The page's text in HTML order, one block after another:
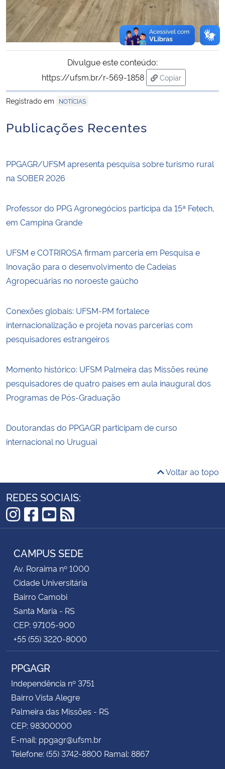
Divulgue este conteúdo:
https://ufsm.br/r-569-1858
Copiar
para área de
Registrado em
NOTÍCIAS
Publicações Recentes
PPGAGR/UFSM apresenta pesquisa sobre turismo rural
na SOBER 2026
Professor do PPG Agronegócios participa da 15ª Fetech,
em Campina Grande
UFSM e COTRIROSA firmam parceria em Pesquisa e
Inovação para o desenvolvimento de Cadeias
Agropecuárias no noroeste gaúcho
Conexões globais: UFSM-PM fortalece
internacionalização e projeta novas parcerias com
pesquisadores estrangeiros
Momento histórico: UFSM Palmeira das Missões reúne
pesquisadores de quatro países em aula inaugural dos
Programas de Pós-Graduação
Doutorandas do PPGAGR participam de curso
internacional no Uruguai
Voltar ao topo
REDES SOCIAIS:
Instagram
Facebook
YouTube
RSS
CAMPUS SEDE
Av. Roraima nº 1000
Cidade Universitária
Bairro Camobi
Santa Maria - RS
CEP: 97105-900
+55 (55) 3220-8000
PPGAGR
Independência nº 3751
Bairro Vista Alegre
Palmeira das Missões - RS
CEP: 98300000
E-mail: ppgagr@ufsm.br
Telefone: (55) 3742-8800 Ramal: 8867